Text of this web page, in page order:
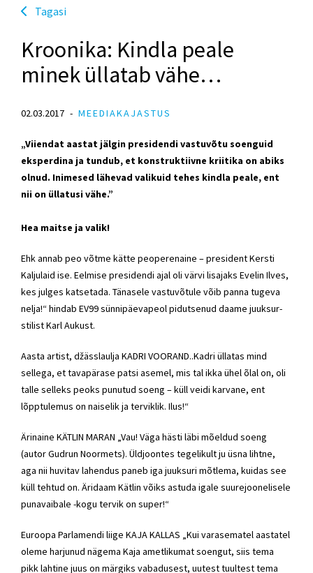
Tagasi
Kroonika: Kindla peale
minek üllatab vähe…
02.03.2017 MEEDIAKAJASTUS
„Viiendat aastat jälgin presidendi vastuvõtu soenguid
eksperdina ja tundub, et konstruktiivne kriitika on abiks
olnud. Inimesed lähevad valikuid tehes kindla peale, ent
nii on üllatusi vähe.”
Hea maitse ja valik!
Ehk annab peo võtme kätte peoperenaine – president Kersti
Kaljulaid ise. Eelmise presidendi ajal oli värvi lisajaks Evelin Ilves,
kes julges katsetada. Tänasele vastuvõtule võib panna tugeva
nelja!“ hindab EV99 sünnipäevapeol pidutsenud daame juuksur-
stilist Karl Aukust.
Aasta artist, džässlaulja KADRI VOORAND..Kadri üllatas mind
sellega, et tavapärase patsi asemel, mis tal ikka ühel õlal on, oli
talle selleks peoks punutud soeng – küll veidi karvane, ent
lõpptulemus on naiselik ja terviklik. Ilus!“
Ärinaine KÄTLIN MARAN „Vau! Väga hästi läbi mõeldud soeng
(autor Gudrun Noormets). Üldjoontes tegelikult ju üsna lihtne,
aga nii huvitav lahendus paneb iga juuksuri mõtlema, kuidas see
küll tehtud on. Äridaam Kätlin võiks astuda igale suurejoonelisele
punavaibale -kogu tervik on super!“
Euroopa Parlamendi liige KAJA KALLAS „Kui varasematel aastatel
oleme harjunud nägema Kaja ametlikumat soengut, siis tema
pikk lahtine juus on märgiks vabadusest, uutest tuultest tema